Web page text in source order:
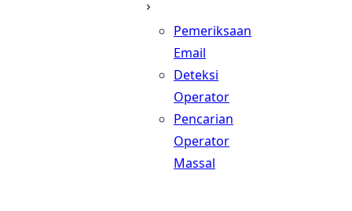
Pemeriksaan
Email
Deteksi
Operator
Pencarian
Operator
Massal